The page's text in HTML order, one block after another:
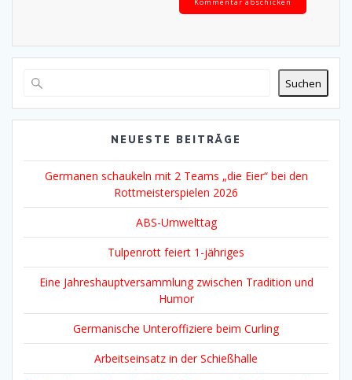
Alternative:
Suchen
NEUESTE BEITRÄGE
Germanen schaukeln mit 2 Teams „die Eier“ bei den
Rottmeisterspielen 2026
ABS-Umwelttag
Tulpenrott feiert 1-jähriges
Eine Jahreshauptversammlung zwischen Tradition und
Humor
Germanische Unteroffiziere beim Curling
Arbeitseinsatz in der Schießhalle